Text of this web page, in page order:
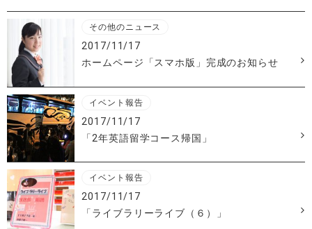
その他のニュース
2017/11/17
ホームページ「スマホ版」完成のお知らせ
イベント報告
2017/11/17
「2年英語留学コース帰国」
イベント報告
2017/11/17
「ライブラリーライブ（６）」